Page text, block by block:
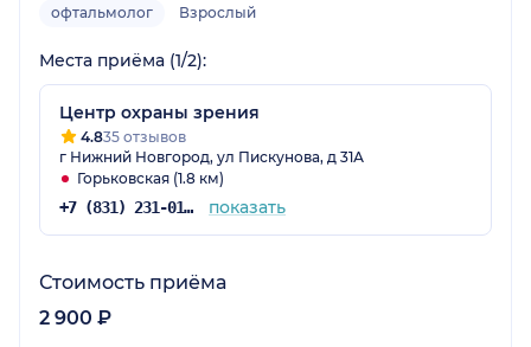
офтальмолог Взрослый
Места приёма (1/2):
Центр охраны зрения
4.835 отзывов
г Нижний Новгород, ул Пискунова, д 31А
Горьковская (1.8 км)
+7 (831) 231-01-87 показать
Стоимость приёма
2 900 ₽